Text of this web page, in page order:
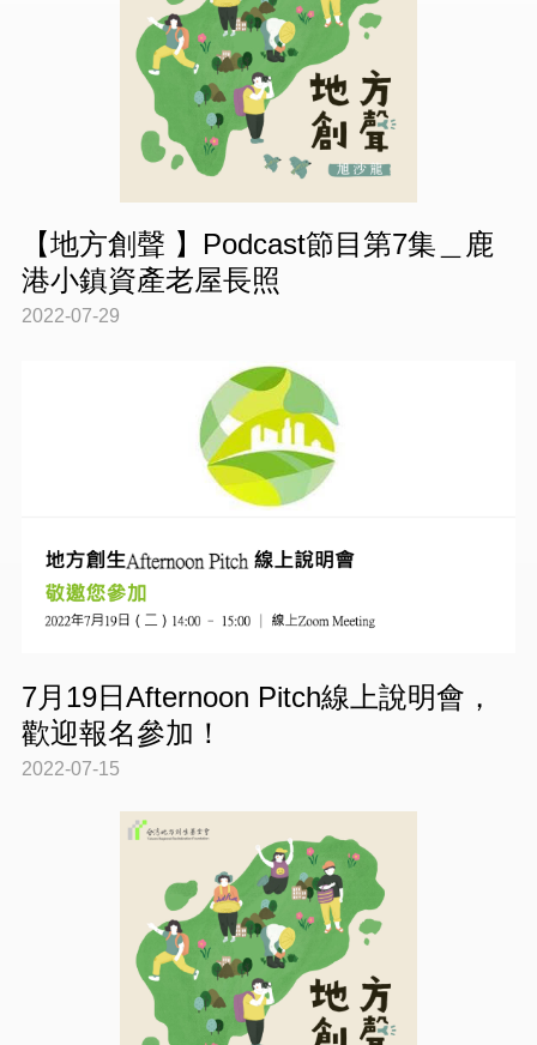
【地方創聲 】Podcast節目第7集＿鹿
港小鎮資產老屋長照
2022-07-29
7月19日Afternoon Pitch線上說明會，
歡迎報名參加！
2022-07-15